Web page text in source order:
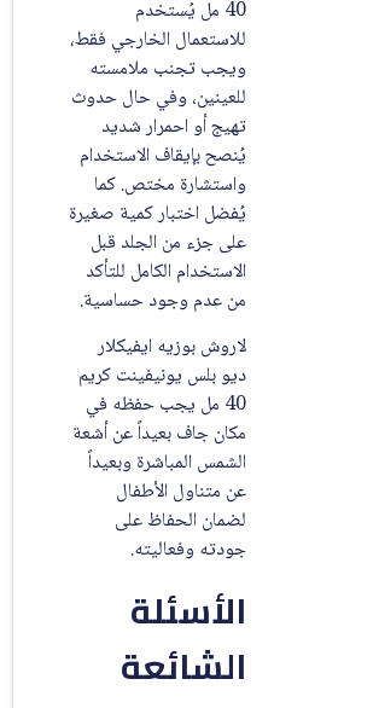
40 مل يُستخدم
للاستعمال الخارجي فقط،
ويجب تجنب ملامسته
للعينين، وفي حال حدوث
تهيج أو احمرار شديد
يُنصح بإيقاف الاستخدام
واستشارة مختص. كما
يُفضل اختبار كمية صغيرة
على جزء من الجلد قبل
الاستخدام الكامل للتأكد
من عدم وجود حساسية.
لاروش بوزيه ايفيكلار
ديو بلس يونيفينت كريم
40 مل يجب حفظه في
مكان جاف بعيداً عن أشعة
الشمس المباشرة وبعيداً
عن متناول الأطفال
لضمان الحفاظ على
جودته وفعاليته.
الأسئلة
الشائعة